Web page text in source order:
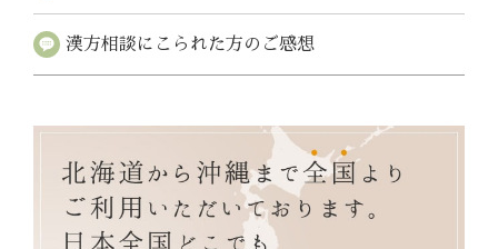
漢方相談にこられた方のご感想